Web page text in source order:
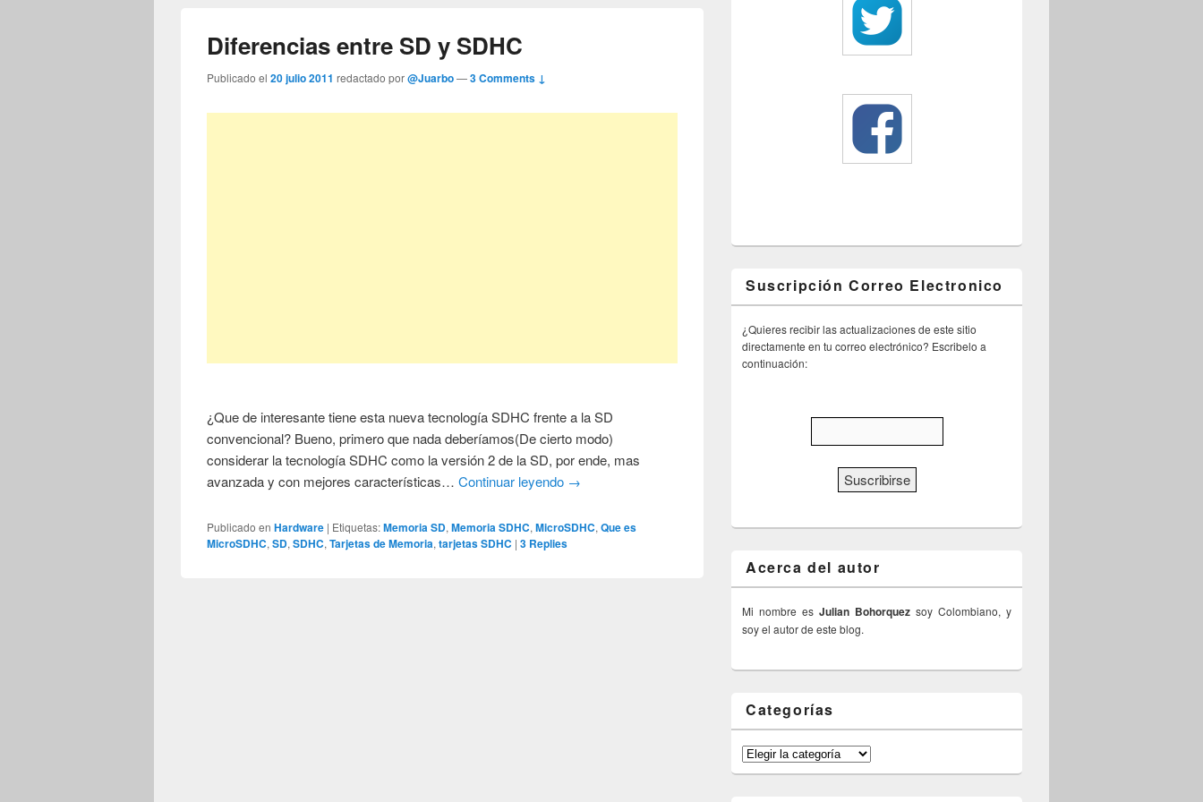
Diferencias entre SD y SDHC
Publicado el20 julio 2011 redactado por@Juarbo—3 Comments ↓
¿Que de interesante tiene esta nueva tecnología SDHC frente a la SD
convencional? Bueno, primero que nada deberíamos(De cierto modo)
considerar la tecnología SDHC como la versión 2 de la SD, por ende, mas
avanzada y con mejores características…Continuar leyendo →
Publicado en Hardware | Etiquetas:Memoria SD,Memoria SDHC,MicroSDHC,Que es
MicroSDHC,SD,SDHC,Tarjetas de Memoria,tarjetas SDHC |3 Replies
Suscripción Correo Electronico
¿Quieres recibir las actualizaciones de este sitio
directamente en tu correo electrónico? Escribelo a
continuación:
Acerca del autor
Mi nombre es Julian Bohorquez soy Colombiano, y
soy el autor de este blog.
Categorías
Categorías